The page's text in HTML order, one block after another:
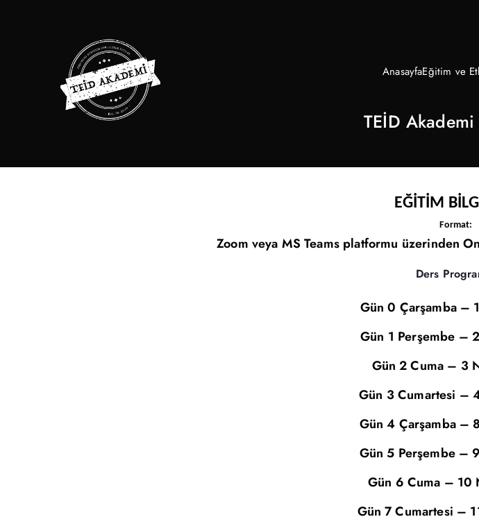
AnasayfaEğitim ve
TEİD
EĞİTİM
Format:
Zoom veya MS Teams platformu üzerinden
Ders
Gün 0 Çarşamba –
Gün 1 Perşembe –
Gün 2 Cuma – 3
Gün 3 Cumartesi –
Gün 4 Çarşamba –
Gün 5 Perşembe –
Gün 6 Cuma – 10
Gün 7 Cumartesi –